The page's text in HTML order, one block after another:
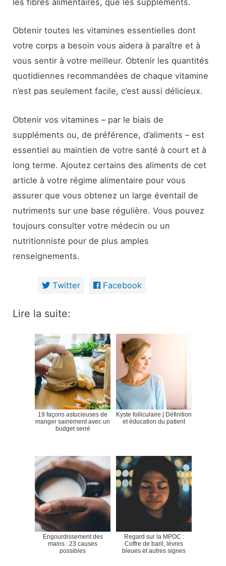
les fibres alimentaires, que les suppléments.
Obtenir toutes les vitamines essentielles dont
votre corps a besoin vous aidera à paraître et à
vous sentir à votre meilleur. Obtenir les quantités
quotidiennes recommandées de chaque vitamine
n’est pas seulement facile, c’est aussi délicieux.
Obtenir vos vitamines – par le biais de
suppléments ou, de préférence, d’aliments – est
essentiel au maintien de votre santé à court et à
long terme. Ajoutez certains des aliments de cet
article à votre régime alimentaire pour vous
assurer que vous obtenez un large éventail de
nutriments sur une base régulière. Vous pouvez
toujours consulter votre médecin ou un
nutritionniste pour de plus amples
renseignements.
Twitter Facebook
Lire la suite:
19 façons astucieuses de
manger sainement avec un
budget serré
Kyste folliculaire | Définition
et éducation du patient
Engourdissement des
mains : 23 causes
possibles
Regard sur la MPOC :
Coffre de baril, lèvres
bleues et autres signes